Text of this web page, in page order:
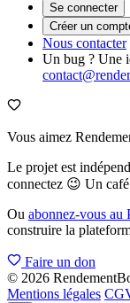
Se connecter
Créer un
Nous contacter
Un bug ? Une
Vous aimez
Le projet est
connectez 😉 Un
Ou abonnez-vous au
construire la
Faire un don
© 2026
Mentions légales